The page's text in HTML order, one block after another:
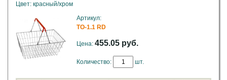
Цвет: красный/хром
Артикул:
ТО-1.1 RD
Цена: 455.05 руб.
Количество: шт.